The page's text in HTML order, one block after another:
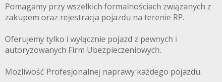
Pomagamy przy wszelkich formalnościach związanych z
zakupem oraz rejestracja pojazdu na terenie RP.
Oferujemy tylko i wyłącznie pojazd z pewnych i
autoryzowanych Firm Ubezpieczeniowych.
Możliwość Profesjonalnej naprawy każdego pojazdu.